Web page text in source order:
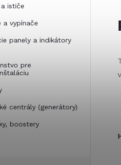
ističe
a vypínače
panely a indikátory
pre
centrály (generátory)
boostery